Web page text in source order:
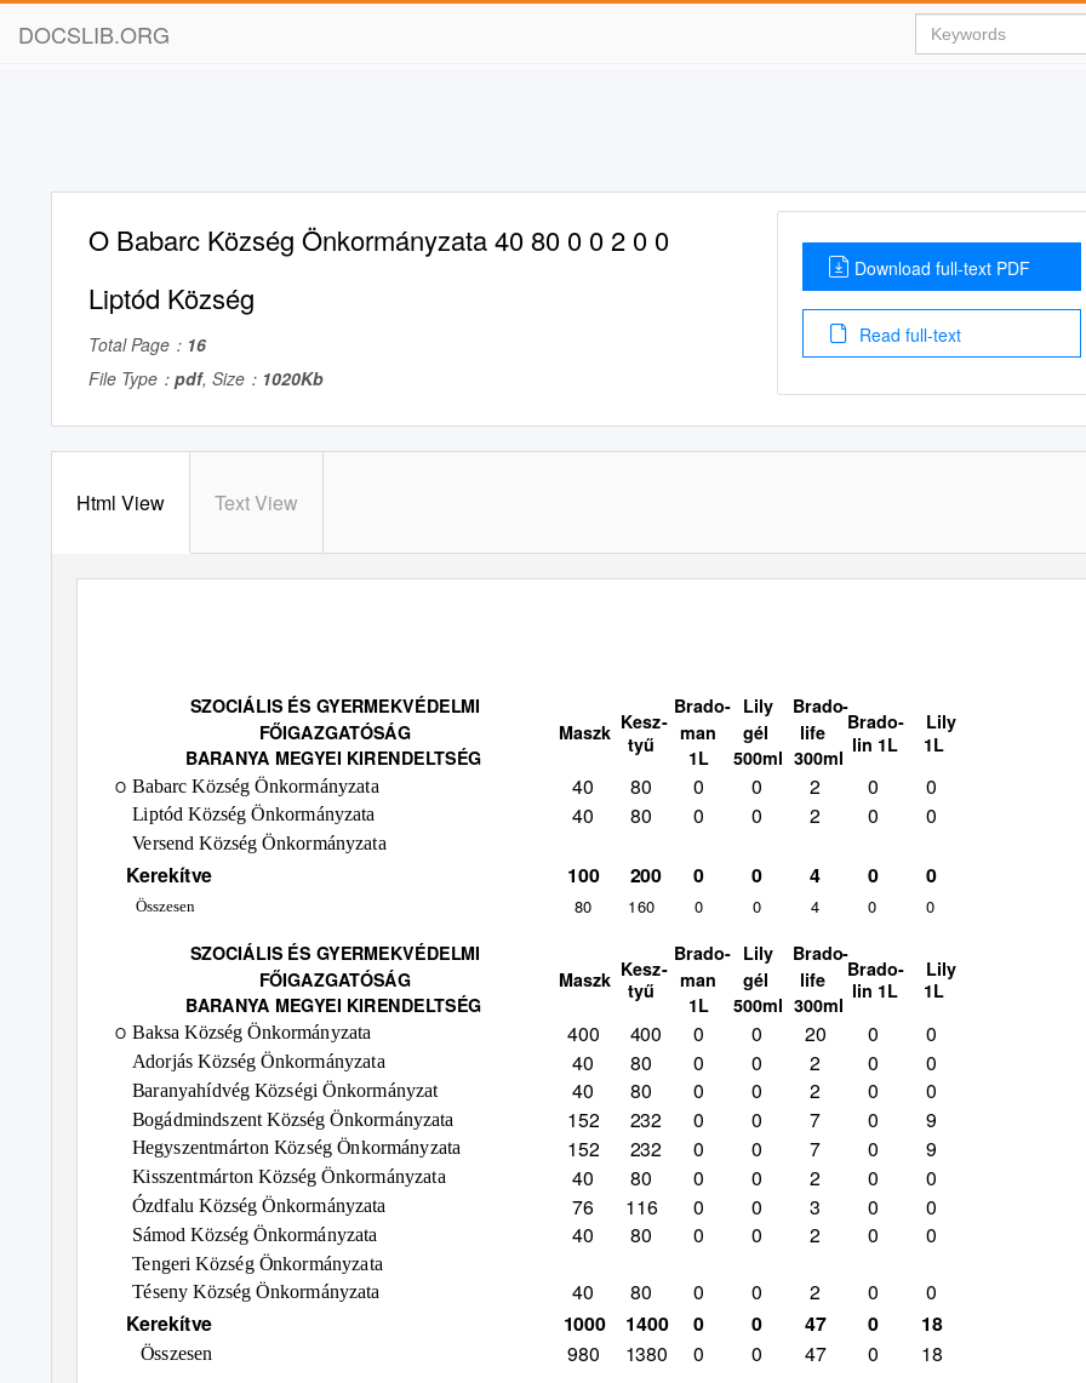
DOCSLIB.ORG
O Babarc Község Önkormányzata 40 80 0 0 2 0 0
Liptód Község
Total Page： 16
File Type： pdf, Size： 1020Kb
Download full-text PDF
Read full-text
Html View Text View
SZOCIÁLIS ÉS GYERMEKVÉDELMI
FŐIGAZGATÓSÁG
BARANYA MEGYEI KIRENDELTSÉG
Brado- Lily Brado-
Kesz-
tyű
Brado- Lily
Maszk man gél life lin 1L 1L
1L 500ml 300ml
O Babarc Község Önkormányzata
Liptód Község Önkormányzata
Versend Község Önkormányzata
40
40
80
80
0
0
0
0
2
2
0
0
0
0
Kerekítve 100 200 0 0 4 0 0
Összesen 80 160 0 0 4 0 0
SZOCIÁLIS ÉS GYERMEKVÉDELMI
FŐIGAZGATÓSÁG
BARANYA MEGYEI KIRENDELTSÉG
Brado- Lily Brado-
Kesz-
tyű
Brado- Lily
Maszk man gél life lin 1L 1L
1L 500ml 300ml
O Baksa Község Önkormányzata 400 400
0
0
0
0
0
0
0
0
0
0
0
0
0
0
0
0
20
2
2
7
7
2
3
2
0
0
0
0
0
0
0
0
0
0
0
9
9
0
0
0
Adorjás Község Önkormányzata
Baranyahídvég Községi Önkormányzat
Bogádmindszent Község Önkormányzata
Hegyszentmárton Község Önkormányzata
Kisszentmárton Község Önkormányzata
Ózdfalu Község Önkormányzata
Sámod Község Önkormányzata
40
40
80
80
152 232
152 232
40
76
40
80
116
80
Tengeri Község Önkormányzata
Téseny Község Önkormányzata
40 80 0
0
0
0
0
0
2 0
0
0
0
Kerekítve
Összesen
1000 1400
980 1380
47
47
18
18